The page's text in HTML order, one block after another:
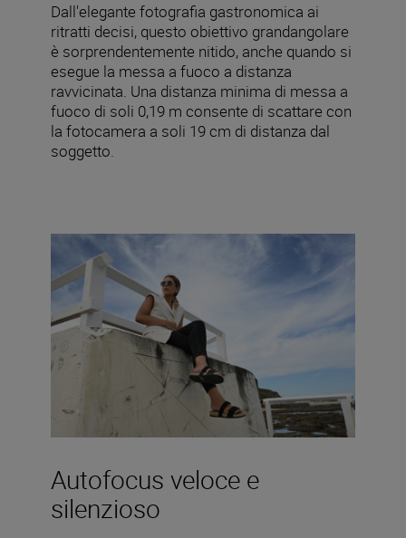
Dall'elegante fotografia gastronomica ai
ritratti decisi, questo obiettivo grandangolare
è sorprendentemente nitido, anche quando si
esegue la messa a fuoco a distanza
ravvicinata. Una distanza minima di messa a
fuoco di soli 0,19 m consente di scattare con
la fotocamera a soli 19 cm di distanza dal
soggetto.
Autofocus veloce e
silenzioso